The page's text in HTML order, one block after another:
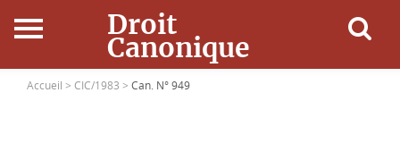
Droit
Canonique
Accueil
Accueil > CIC/1983 > Can. N° 949